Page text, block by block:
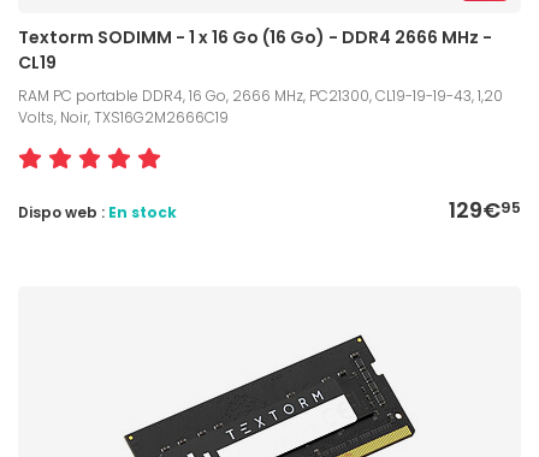
Textorm SODIMM - 1 x 16 Go (16 Go) - DDR4 2666 MHz -
CL19
RAM PC portable DDR4, 16 Go, 2666 MHz, PC21300, CL19-19-19-43, 1,20
Volts, Noir, TXS16G2M2666C19
129€95
Dispo web : En stock